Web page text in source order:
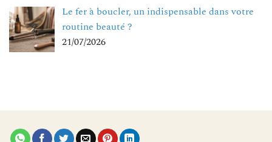
Le fer à boucler, un indispensable dans votre
routine beauté ?
21/07/2026